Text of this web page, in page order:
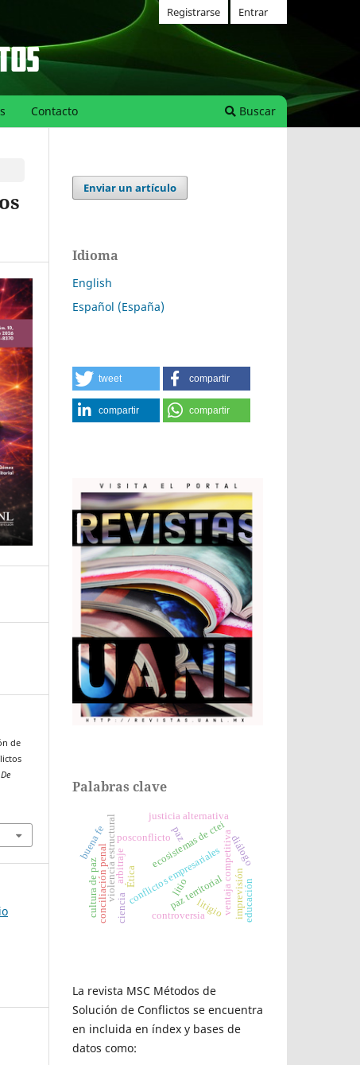
Contacto Buscar
Registrarse Entrar
de
Enviar un artículo
Idioma
English
Español (España)
tweet compartir
compartir compartir
Palabras clave
arbitrajeconflictos empresarialesventaja competitiva
ecosistemas de ctei
violencia estructural paz territorial
posconflicto
Ética
diálogo
justicia alternativa
litio
conciliación penal
buena fe
imprevisión
controversia
paz
litigio educación
cultura de paz ciencia
La revista MSC Métodos de
Solución de Conflictos se encuentra
en incluida en índex y bases de
datos como: